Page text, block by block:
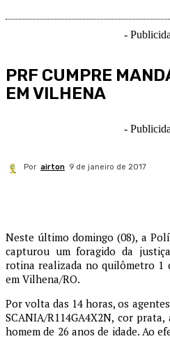
-
PRF CUMPRE
EM VILHENA
-
Por airton 9 de janeiro de 2017
Neste último domingo (08), a
capturou um foragido da
rotina realizada no quilômetro 1
em Vilhena/RO.
Por volta das 14 horas, os
SCANIA/R114GA4X2N, cor
homem de 26 anos de idade. Ao